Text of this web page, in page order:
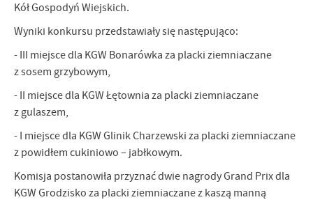
Kół Gospodyń Wiejskich.
Wyniki konkursu przedstawiały się następująco:
- III miejsce dla KGW Bonarówka za placki ziemniaczane
z sosem grzybowym,
- II miejsce dla KGW Łętownia za placki ziemniaczane
z gulaszem,
- I miejsce dla KGW Glinik Charzewski za placki ziemniaczane
z powidłem cukiniowo – jabłkowym.
Komisja postanowiła przyznać dwie nagrody Grand Prix dla
KGW Grodzisko za placki ziemniaczane z kaszą manną